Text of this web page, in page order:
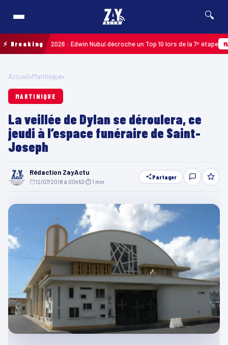
🔍
⚡ Breaking2026 : Edwin Nubul décroche un Top 10 lors de la 7ᵉ étape
Accueil›Martinique›
MARTINIQUE
La veillée de Dylan se déroulera, ce
jeudi à l’espace funéraire de Saint-
Joseph
Rédaction ZayActu
12/07/2018 à 00h53 ⏱ 1 min
Partager